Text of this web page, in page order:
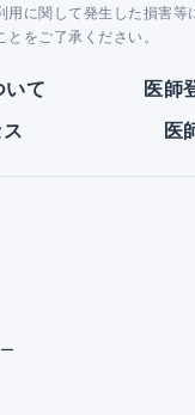
用に関して発生した損害等
をご了承ください。
いて 医師
医